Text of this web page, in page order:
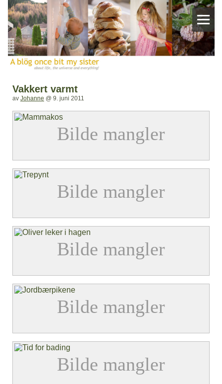
Vakkert varmt
av Johanne @ 9. juni 2011